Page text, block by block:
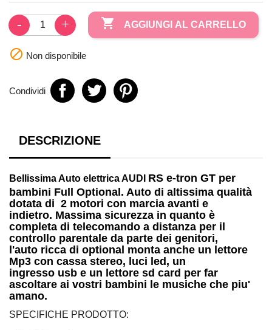
 AGGIUNGI AL CARRELLO
 Non disponibile
Condividi
DESCRIZIONE
BellissimaAuto elettrica AUDI RS e-tron GT per
bambini Full Optional. Auto di altissima qualità
dotata di 2 motori con marcia avanti e
indietro. Massima sicurezza in quanto è
completa di telecomando a distanza per il
controllo parentale da parte dei genitori,
l'auto ricca di optional monta anche un lettore
Mp3 con cassa stereo, luci led, un
ingresso usb e un lettore sd card per far
ascoltare ai vostri bambini le musiche che piu'
amano.
SPECIFICHE PRODOTTO: